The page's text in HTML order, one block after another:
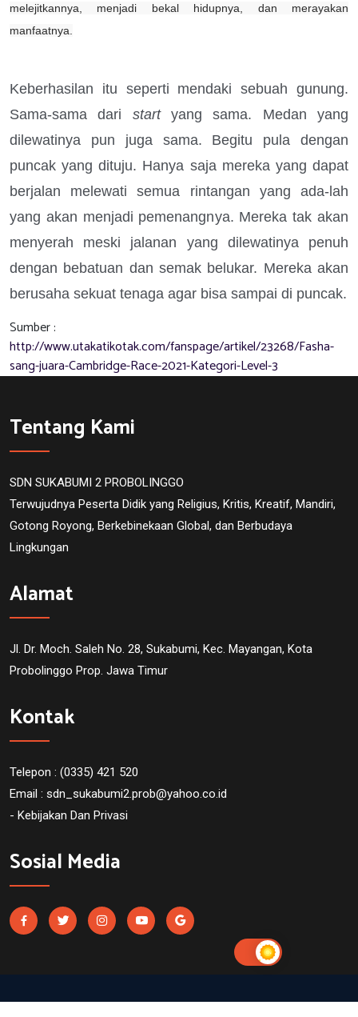
melejitkannya, menjadi bekal hidupnya, dan merayakan
manfaatnya.
Keberhasilan itu seperti mendaki sebuah gunung.
Sama-sama dari startyang sama. Medan yang
dilewatinya pun juga sama. Begitu pula dengan
puncak yang dituju. Hanya saja mereka yang dapat
berjalan melewati semua rintangan yang ada-lah
yang akan menjadi pemenangnya. Mereka tak akan
menyerah meski jalanan yang dilewatinya penuh
dengan bebatuan dan semak belukar. Mereka akan
berusaha sekuat tenaga agar bisa sampai di puncak.
Sumber :
http://www.utakatikotak.com/fanspage/artikel/23268/Fasha-
sang-juara-Cambridge-Race-2021-Kategori-Level-3
Tentang Kami
SDN SUKABUMI 2 PROBOLINGGO
Terwujudnya Peserta Didik yang Religius, Kritis, Kreatif, Mandiri,
Gotong Royong, Berkebinekaan Global, dan Berbudaya
Lingkungan
Alamat
Jl. Dr. Moch. Saleh No. 28, Sukabumi, Kec. Mayangan, Kota
Probolinggo Prop. Jawa Timur
Kontak
Telepon : (0335) 421 520
Email : sdn_sukabumi2.prob@yahoo.co.id
- Kebijakan Dan Privasi
Sosial Media